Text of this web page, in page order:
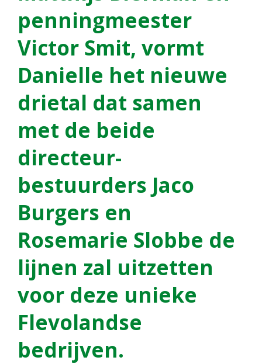
penningmeester
Victor Smit, vormt
Danielle het nieuwe
drietal dat samen
met de beide
directeur-
bestuurders Jaco
Burgers en
Rosemarie Slobbe de
lijnen zal uitzetten
voor deze unieke
Flevolandse
bedrijven.